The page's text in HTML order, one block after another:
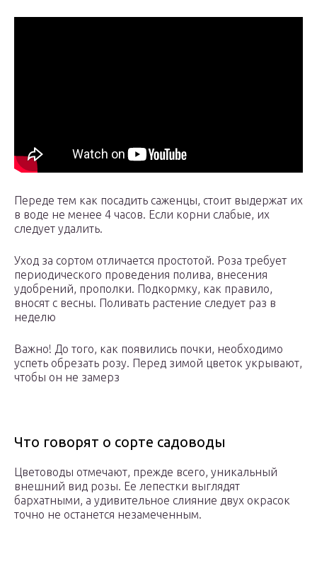
Переде тем как посадить саженцы, стоит выдержат их
в воде не менее 4 часов. Если корни слабые, их
следует удалить.
Уход за сортом отличается простотой. Роза требует
периодического проведения полива, внесения
удобрений, прополки. Подкормку, как правило,
вносят с весны. Поливать растение следует раз в
неделю
Важно! До того, как появились почки, необходимо
успеть обрезать розу. Перед зимой цветок укрывают,
чтобы он не замерз
Что говорят о сорте садоводы
Цветоводы отмечают, прежде всего, уникальный
внешний вид розы. Ее лепестки выглядят
бархатными, а удивительное слияние двух окрасок
точно не останется незамеченным.